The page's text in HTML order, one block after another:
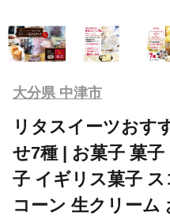
大分県 中津市
リタスイーツおす
せ7種 | お菓子 菓
子 イギリス菓子
コーン 生クリーム